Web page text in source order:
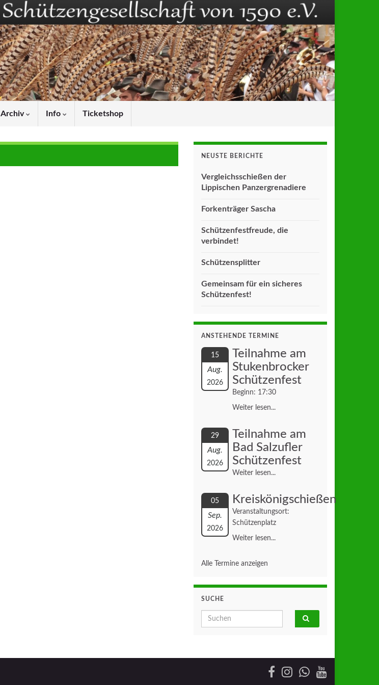
Archiv Info Ticketshop
NEUSTE BERICHTE
Vergleichsschießen der
Lippischen Panzergrenadiere
Forkenträger Sascha
Schützenfestfreude, die
verbindet!
Schützensplitter
Gemeinsam für ein sicheres
Schützenfest!
ANSTEHENDE TERMINE
15
Aug.
2026
Teilnahme am
Stukenbrocker
Schützenfest
Beginn: 17:30
Weiter lesen...
29
Aug.
2026
Teilnahme am
Bad Salzufler
Schützenfest
Weiter lesen...
05
Sep.
2026
Kreiskönigschießen
Veranstaltungsort:
Schützenplatz
Weiter lesen...
Alle Termine anzeigen
SUCHE
Search for: